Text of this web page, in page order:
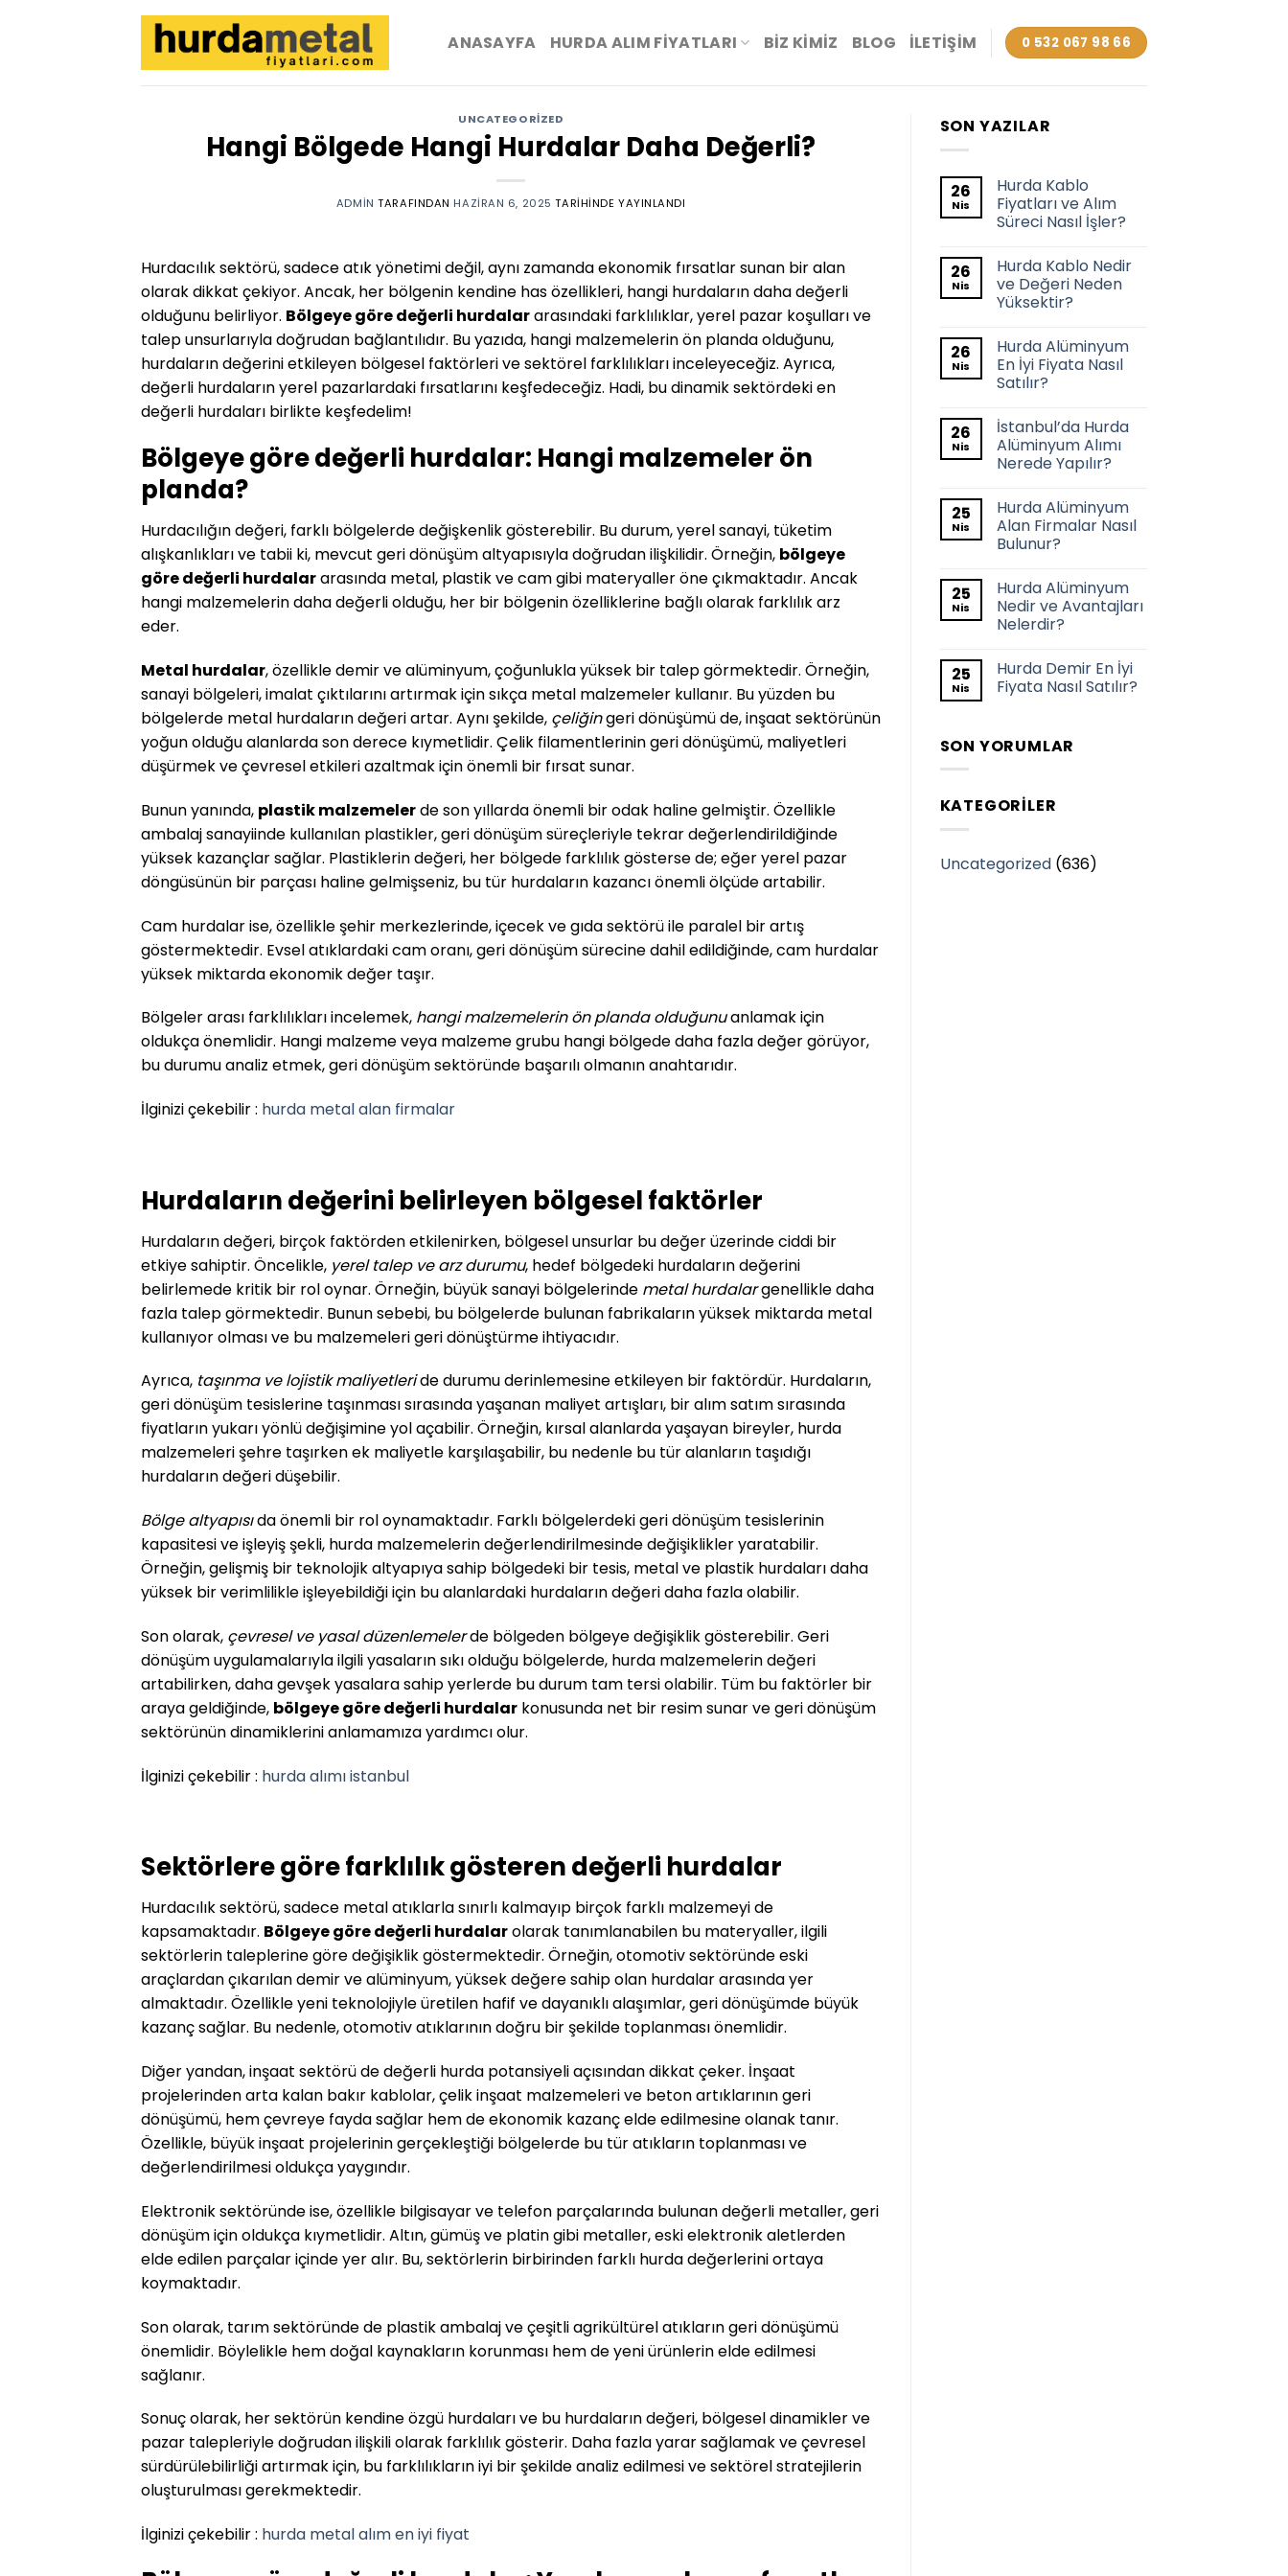
ANASAYFA HURDA ALIM FİYATLARI BIZ KIMIZ BLOG İLETIŞIM 0 532 067 98 66
UNCATEGORIZED
Hangi Bölgede Hangi Hurdalar Daha Değerli?
ADMIN TARAFINDAN HAZIRAN 6, 2025 TARIHINDE YAYINLANDI
Hurdacılık sektörü, sadece atık yönetimi değil, aynı zamanda ekonomik fırsatlar sunan bir alan
olarak dikkat çekiyor. Ancak, her bölgenin kendine has özellikleri, hangi hurdaların daha değerli
olduğunu belirliyor. Bölgeye göre değerli hurdalararasındaki farklılıklar, yerel pazar koşulları ve
talep unsurlarıyla doğrudan bağlantılıdır. Bu yazıda, hangi malzemelerin ön planda olduğunu,
hurdaların değerini etkileyen bölgesel faktörleri ve sektörel farklılıkları inceleyeceğiz. Ayrıca,
değerli hurdaların yerel pazarlardaki fırsatlarını keşfedeceğiz. Hadi, bu dinamik sektördeki en
değerli hurdaları birlikte keşfedelim!
Bölgeye göre değerli hurdalar: Hangi malzemeler ön
planda?
Hurdacılığın değeri, farklı bölgelerde değişkenlik gösterebilir. Bu durum, yerel sanayi, tüketim
alışkanlıkları ve tabii ki, mevcut geri dönüşüm altyapısıyla doğrudan ilişkilidir. Örneğin, bölgeye
göre değerli hurdalararasında metal, plastik ve cam gibi materyaller öne çıkmaktadır. Ancak
hangi malzemelerin daha değerli olduğu, her bir bölgenin özelliklerine bağlı olarak farklılık arz
eder.
Metal hurdalar, özellikle demir ve alüminyum, çoğunlukla yüksek bir talep görmektedir. Örneğin,
sanayi bölgeleri, imalat çıktılarını artırmak için sıkça metal malzemeler kullanır. Bu yüzden bu
bölgelerde metal hurdaların değeri artar. Aynı şekilde, çeliğingeri dönüşümü de, inşaat sektörünün
yoğun olduğu alanlarda son derece kıymetlidir. Çelik filamentlerinin geri dönüşümü, maliyetleri
düşürmek ve çevresel etkileri azaltmak için önemli bir fırsat sunar.
Bunun yanında, plastik malzemelerde son yıllarda önemli bir odak haline gelmiştir. Özellikle
ambalaj sanayiinde kullanılan plastikler, geri dönüşüm süreçleriyle tekrar değerlendirildiğinde
yüksek kazançlar sağlar. Plastiklerin değeri, her bölgede farklılık gösterse de; eğer yerel pazar
döngüsünün bir parçası haline gelmişseniz, bu tür hurdaların kazancı önemli ölçüde artabilir.
Cam hurdalar ise, özellikle şehir merkezlerinde, içecek ve gıda sektörü ile paralel bir artış
göstermektedir. Evsel atıklardaki cam oranı, geri dönüşüm sürecine dahil edildiğinde, cam hurdalar
yüksek miktarda ekonomik değer taşır.
Bölgeler arası farklılıkları incelemek, hangi malzemelerin ön planda olduğunuanlamak için
oldukça önemlidir. Hangi malzeme veya malzeme grubu hangi bölgede daha fazla değer görüyor,
bu durumu analiz etmek, geri dönüşüm sektöründe başarılı olmanın anahtarıdır.
İlginizi çekebilir : hurda metal alan firmalar
Hurdaların değerini belirleyen bölgesel faktörler
Hurdaların değeri, birçok faktörden etkilenirken, bölgesel unsurlar bu değer üzerinde ciddi bir
etkiye sahiptir. Öncelikle, yerel talep ve arz durumu, hedef bölgedeki hurdaların değerini
belirlemede kritik bir rol oynar. Örneğin, büyük sanayi bölgelerinde metal hurdalargenellikle daha
fazla talep görmektedir. Bunun sebebi, bu bölgelerde bulunan fabrikaların yüksek miktarda metal
kullanıyor olması ve bu malzemeleri geri dönüştürme ihtiyacıdır.
Ayrıca, taşınma ve lojistik maliyetleride durumu derinlemesine etkileyen bir faktördür. Hurdaların,
geri dönüşüm tesislerine taşınması sırasında yaşanan maliyet artışları, bir alım satım sırasında
fiyatların yukarı yönlü değişimine yol açabilir. Örneğin, kırsal alanlarda yaşayan bireyler, hurda
malzemeleri şehre taşırken ek maliyetle karşılaşabilir, bu nedenle bu tür alanların taşıdığı
hurdaların değeri düşebilir.
Bölge altyapısıda önemli bir rol oynamaktadır. Farklı bölgelerdeki geri dönüşüm tesislerinin
kapasitesi ve işleyiş şekli, hurda malzemelerin değerlendirilmesinde değişiklikler yaratabilir.
Örneğin, gelişmiş bir teknolojik altyapıya sahip bölgedeki bir tesis, metal ve plastik hurdaları daha
yüksek bir verimlilikle işleyebildiği için bu alanlardaki hurdaların değeri daha fazla olabilir.
Son olarak, çevresel ve yasal düzenlemelerde bölgeden bölgeye değişiklik gösterebilir. Geri
dönüşüm uygulamalarıyla ilgili yasaların sıkı olduğu bölgelerde, hurda malzemelerin değeri
artabilirken, daha gevşek yasalara sahip yerlerde bu durum tam tersi olabilir. Tüm bu faktörler bir
araya geldiğinde, bölgeye göre değerli hurdalar konusunda net bir resim sunar ve geri dönüşüm
sektörünün dinamiklerini anlamamıza yardımcı olur.
İlginizi çekebilir : hurda alımı istanbul
Sektörlere göre farklılık gösteren değerli hurdalar
Hurdacılık sektörü, sadece metal atıklarla sınırlı kalmayıp birçok farklı malzemeyi de
kapsamaktadır. Bölgeye göre değerli hurdalarolarak tanımlanabilen bu materyaller, ilgili
sektörlerin taleplerine göre değişiklik göstermektedir. Örneğin, otomotiv sektöründe eski
araçlardan çıkarılan demir ve alüminyum, yüksek değere sahip olan hurdalar arasında yer
almaktadır. Özellikle yeni teknolojiyle üretilen hafif ve dayanıklı alaşımlar, geri dönüşümde büyük
kazanç sağlar. Bu nedenle, otomotiv atıklarının doğru bir şekilde toplanması önemlidir.
Diğer yandan, inşaat sektörü de değerli hurda potansiyeli açısından dikkat çeker. İnşaat
projelerinden arta kalan bakır kablolar, çelik inşaat malzemeleri ve beton artıklarının geri
dönüşümü, hem çevreye fayda sağlar hem de ekonomik kazanç elde edilmesine olanak tanır.
Özellikle, büyük inşaat projelerinin gerçekleştiği bölgelerde bu tür atıkların toplanması ve
değerlendirilmesi oldukça yaygındır.
Elektronik sektöründe ise, özellikle bilgisayar ve telefon parçalarında bulunan değerli metaller, geri
dönüşüm için oldukça kıymetlidir. Altın, gümüş ve platin gibi metaller, eski elektronik aletlerden
elde edilen parçalar içinde yer alır. Bu, sektörlerin birbirinden farklı hurda değerlerini ortaya
koymaktadır.
Son olarak, tarım sektöründe de plastik ambalaj ve çeşitli agrikültürel atıkların geri dönüşümü
önemlidir. Böylelikle hem doğal kaynakların korunması hem de yeni ürünlerin elde edilmesi
sağlanır.
Sonuç olarak, her sektörün kendine özgü hurdaları ve bu hurdaların değeri, bölgesel dinamikler ve
pazar talepleriyle doğrudan ilişkili olarak farklılık gösterir. Daha fazla yarar sağlamak ve çevresel
sürdürülebilirliği artırmak için, bu farklılıkların iyi bir şekilde analiz edilmesi ve sektörel stratejilerin
oluşturulması gerekmektedir.
İlginizi çekebilir : hurda metal alım en iyi fiyat
SON YAZILAR
26
Nis
Hurda Kablo
Fiyatları ve Alım
Süreci Nasıl İşler?
26
Nis
Hurda Kablo Nedir
ve Değeri Neden
Yüksektir?
26
Nis
Hurda Alüminyum
En İyi Fiyata Nasıl
Satılır?
26
Nis
İstanbul’da Hurda
Alüminyum Alımı
Nerede Yapılır?
25
Nis
Hurda Alüminyum
Alan Firmalar Nasıl
Bulunur?
25
Nis
Hurda Alüminyum
Nedir ve Avantajları
Nelerdir?
25
Nis
Hurda Demir En İyi
Fiyata Nasıl Satılır?
SON YORUMLAR
KATEGORILER
Uncategorized(636)